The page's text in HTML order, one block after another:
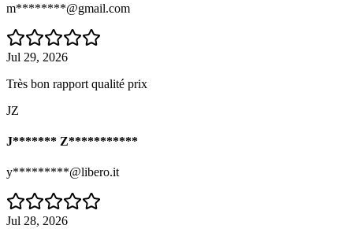
m********@gmail.com
Jul 29, 2026
Très bon rapport qualité prix
JZ
J******* Z***********
y*********@libero.it
Jul 28, 2026